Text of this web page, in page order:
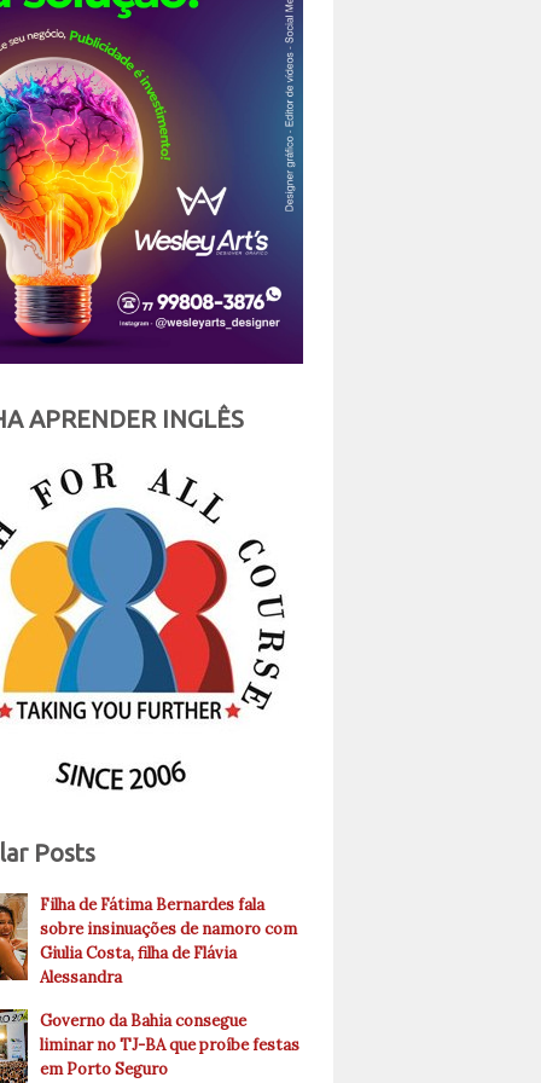
APRENDER INGLÊS
Posts
Filha de Fátima Bernardes fala
sobre insinuações de namoro com
Giulia Costa, filha de Flávia
Alessandra
Governo da Bahia consegue
liminar no TJ-BA que proíbe festas
em Porto Seguro